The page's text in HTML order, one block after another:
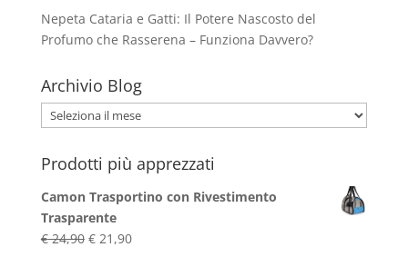
Nepeta Cataria e Gatti: Il Potere Nascosto del
Profumo che Rasserena – Funziona Davvero?
Archivio Blog
Archivio
Blog
Prodotti più apprezzati
Camon Trasportino con Rivestimento
Trasparente
€24,90 Il
€21,90Il